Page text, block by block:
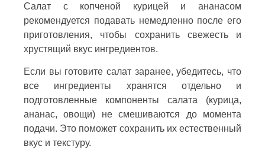
Салат с копченой курицей и ананасом
рекомендуется подавать немедленно после его
приготовления, чтобы сохранить свежесть и
хрустящий вкус ингредиентов.
Если вы готовите салат заранее, убедитесь, что
все ингредиенты хранятся отдельно и
подготовленные компоненты салата (курица,
ананас, овощи) не смешиваются до момента
подачи. Это поможет сохранить их естественный
вкус и текстуру.